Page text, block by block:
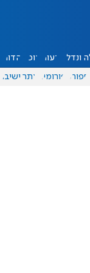
ונדל"ן דעות אוכל יהדות
ספורט פורומים אתר ישיבה